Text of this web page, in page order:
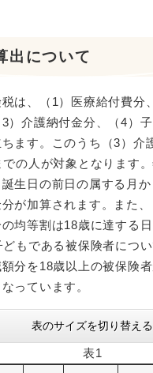
出について
は、（1）医療給付費分
）介護納付金分、（4）
ます。このうち（3）介
の人が対象となります
生日の前日の属する月
が加算されます。また
均等割は18歳に達する
もである被保険者につ
分を18歳以上の被保険
っています。
表のサイズを切り替える
表1